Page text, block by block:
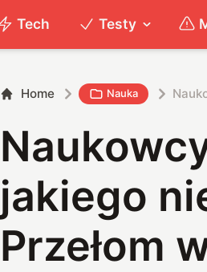
Tech Testy
Home Nauka
jakiego
Przełom